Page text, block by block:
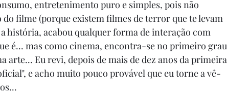
entretenimento puro e simples, pois não
filme (porque existem filmes de terror que te levam
história, acabou qualquer forma de interação com
é... mas como cinema, encontra-se no primeiro grau
arte... Eu revi, depois de mais de dez anos da primeira
e acho muito pouco provável que eu torne a vê-